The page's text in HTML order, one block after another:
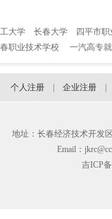
大学 长春大学
四平市
职业技术学校 一汽高专
个人注册 企业注册
地址：长春经济技术开发
Email：
吉ICP